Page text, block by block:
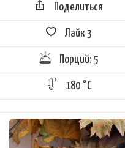
Поделиться
Лайк 3
Порций: 5
180 °C